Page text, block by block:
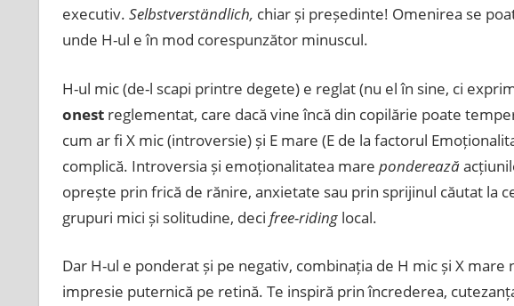
executiv. Selbstverständlich, chiar și președinte! Omenirea se
unde H-ul e în mod corespunzător minuscul.
H-ul mic (de-l scapi printre degete) e reglat (nu el în sine, ci
onest reglementat, care dacă vine încă din copilărie poate
cum ar fi X mic (introversie) și E mare (E de la factorul
complică. Introversia și emoționalitatea mare ponderează
oprește prin frică de rănire, anxietate sau prin sprijinul căutat la
grupuri mici și solitudine, deci free-ridinglocal.
Dar H-ul e ponderat și pe negativ, combinația de H mic și X
impresie puternică pe retină. Te inspiră prin încrederea,